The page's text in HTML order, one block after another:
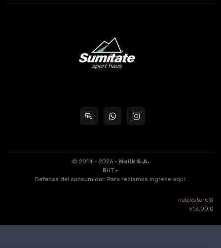
© 2014 - 2026 - Molik S.A.
RUT -
Defensa del consumidor. Para reclamos ingrese aquí.
nubixstore®
v13.00.0